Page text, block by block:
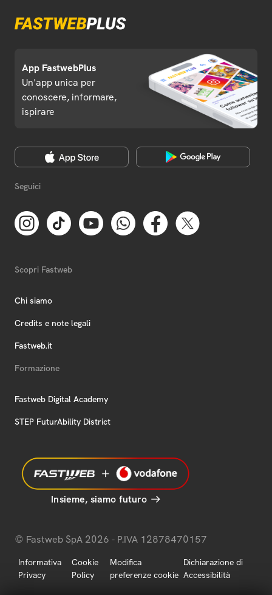
App FastwebPlus
Un'app unica per
conoscere, informare,
ispirare
Seguici
Scopri Fastweb
Chi siamo
Credits e note legali
Fastweb.it
Formazione
Fastweb Digital Academy
STEP FuturAbility District
Insieme, siamo futuro
© Fastweb SpA 2026 - P.IVA 12878470157
Informativa
Privacy
Cookie
Policy
Modifica
preferenze cookie
Dichiarazione di
Accessibilità